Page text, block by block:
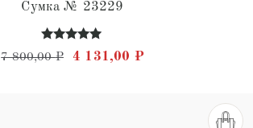
Сумка № 23229
Оценка
4.78
7 800,00₽ Первоначальная цена
4 131,00 ₽Текущая цена: